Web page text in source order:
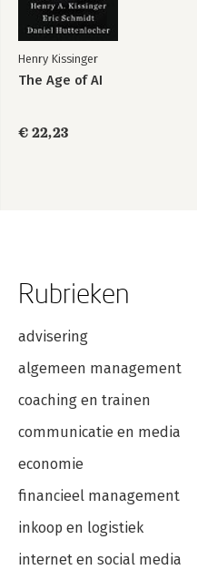
Henry Kissinger
The Age of AI
€ 22,23
Rubrieken
advisering
algemeen management
coaching en trainen
communicatie en media
economie
financieel management
inkoop en logistiek
internet en social media